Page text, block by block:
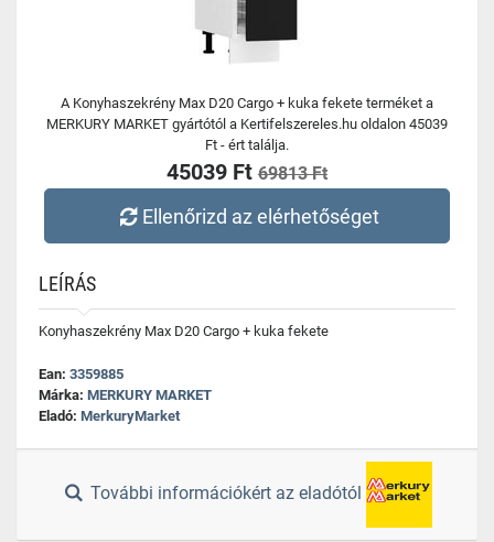
A Konyhaszekrény Max D20 Cargo + kuka fekete terméket a
MERKURY MARKET gyártótól a Kertifelszereles.hu oldalon 45039
Ft - ért találja.
45039 Ft 69813 Ft
Ellenőrizd az elérhetőséget
LEÍRÁS
Konyhaszekrény Max D20 Cargo + kuka fekete
Ean: 3359885
Márka: MERKURY MARKET
Eladó: MerkuryMarket
További információkért az eladótól